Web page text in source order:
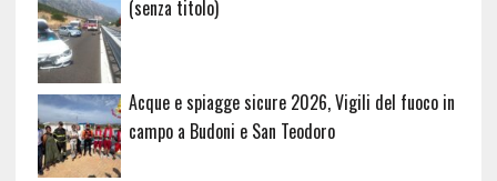
(senza titolo)Articolo
Acque e spiagge sicure 2026, Vigili del fuoco in
campo a Budoni e San Teodoro